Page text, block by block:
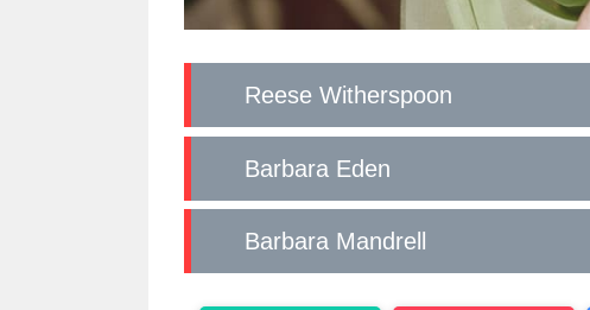
Reese Witherspoon
Barbara Eden
Barbara Mandrell